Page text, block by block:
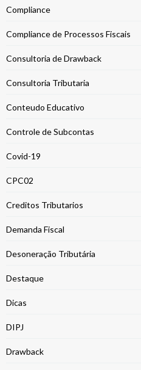
Compliance
Compliance de Processos Fiscais
Consultoria de Drawback
Consultoria Tributaria
Conteudo Educativo
Controle de Subcontas
Covid-19
CPC02
Creditos Tributarios
Demanda Fiscal
Desoneração Tributária
Destaque
Dicas
DIPJ
Drawback